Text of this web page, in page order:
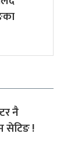
नै
सेटिङ !